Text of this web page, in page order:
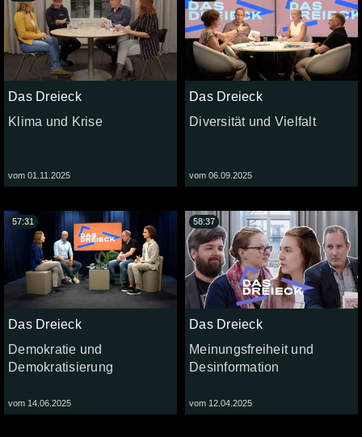
Das Dreieck
Klima und Krise
vom 01.11.2025
Das Dreieck
Diversität und Vielfalt
vom 06.09.2025
Das Dreieck
Demokratie und
Demokratisierung
vom 14.06.2025
57:31
Das Dreieck
Meinungsfreiheit und
Desinformation
vom 12.04.2025
58:37